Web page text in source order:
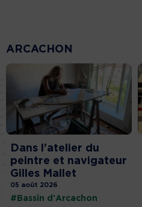
ARCACHON
Dans l’atelier du
peintre et navigateur
Gilles Mallet
05 août 2026
#Bassin d'Arcachon